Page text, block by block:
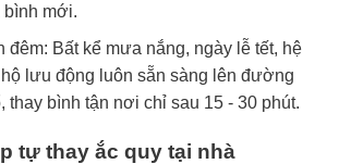
bình mới.
đêm: Bất kể mưa nắng, ngày lễ tết, hệ
lưu động luôn sẵn sàng lên đường
thay bình tận nơi chỉ sau 15 - 30 phút.
tự thay ắc quy tại nhà